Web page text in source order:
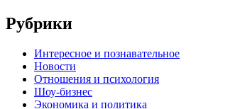
Рубрики
Интересное и познавательное
Новости
Отношения и психология
Шоу-бизнес
Экономика и политика